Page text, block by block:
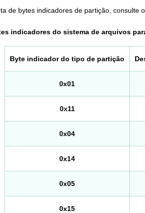
de bytes indicadores de partição,
indicadores do sistema de arquivos
Byte indicador do tipo de partição
0x01
0x11
0x04
0x14
0x05
0x15